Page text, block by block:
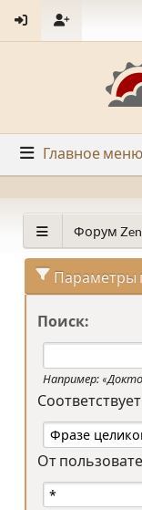
Главное меню
Форум
Параметры
Поиск:
Например:
От